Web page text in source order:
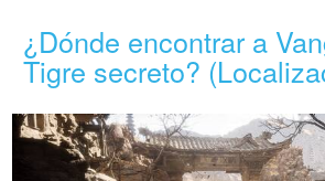
¿Dónde encontrar a
Tigre secreto?